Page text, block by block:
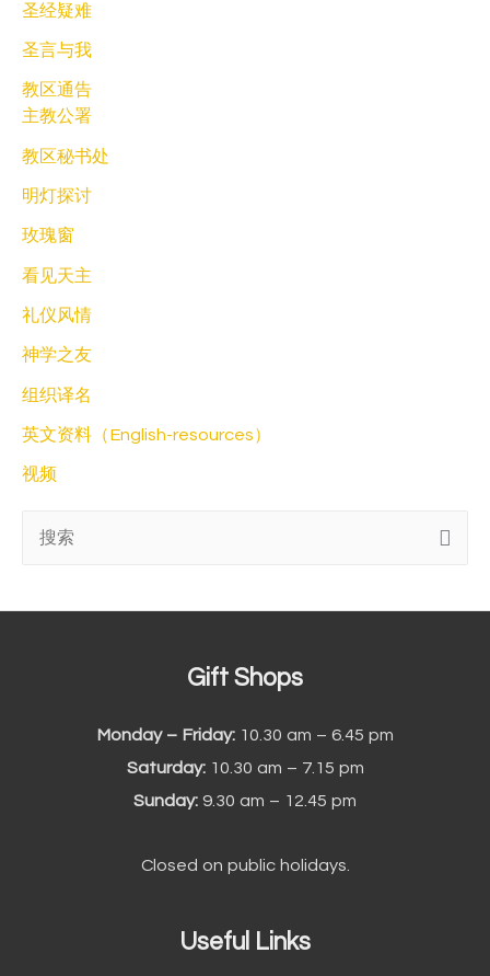
圣经疑难
圣言与我
教区通告
主教公署
教区秘书处
明灯探讨
玫瑰窗
看见天主
礼仪风情
神学之友
组织译名
英文资料（English-resources）
视频
:
Gift Shops
Monday – Friday: 10.30 am – 6.45 pm
Saturday:10.30 am – 7.15 pm
Sunday: 9.30 am – 12.45 pm
Closed on public holidays.
Useful Links